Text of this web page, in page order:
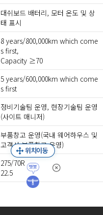
대쉬보드 배터리, 모터 온도 및 상
태 표시
8 years/800,000km which come
s first,
Capacity ≥70
5 years/600,000km which come
s first
정비기술팀 운영, 현장기술팀 운영
(사이트 매니저)
부품창고 운영(국내 웨어하우스 및
고객사 부품창고 운영)
275/70R
22.5